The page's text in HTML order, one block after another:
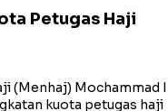
Petugas Haji
(Menhaj) Mochammad
kuota petugas haji